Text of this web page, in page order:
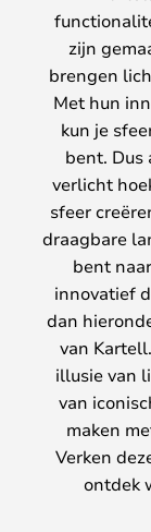
zijn
brengen
Met hun
kun je
bent. Dus
verlicht
sfeer
draagbare
bent
innovatief
dan
van
illusie van
van
maken
Verken
ontdek